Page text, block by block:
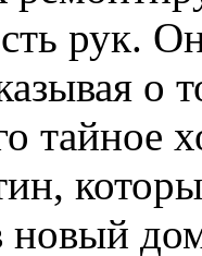
рук.
о
тайное
новый